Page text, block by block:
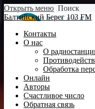
Открыть меню Поиск
Балтийский Берег 103 FM
Контакты
О нас
О
Обработка
Онлайн
Авторы
Счастливое число
Обратная связь